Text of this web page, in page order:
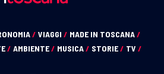
/ VIAGGI / MADE IN TOSCANA/
/ AMBIENTE/ MUSICA/ STORIE/ TV /